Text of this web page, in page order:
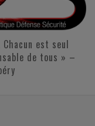
est seul
de tous » –